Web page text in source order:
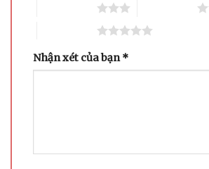
Nhận xét của bạn*